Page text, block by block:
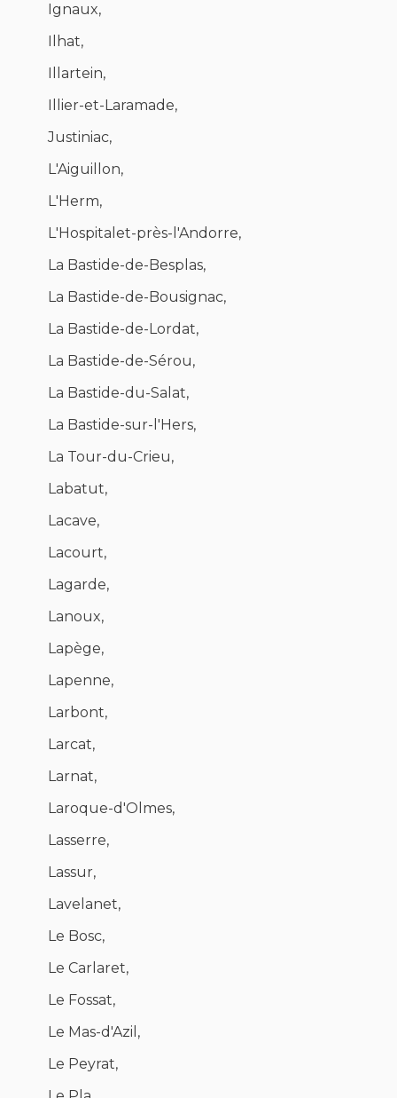
Ignaux,
Ilhat,
Illartein,
Illier-et-Laramade,
Justiniac,
L'Aiguillon,
L'Herm,
L'Hospitalet-près-l'Andorre,
La Bastide-de-Besplas,
La Bastide-de-Bousignac,
La Bastide-de-Lordat,
La Bastide-de-Sérou,
La Bastide-du-Salat,
La Bastide-sur-l'Hers,
La Tour-du-Crieu,
Labatut,
Lacave,
Lacourt,
Lagarde,
Lanoux,
Lapège,
Lapenne,
Larbont,
Larcat,
Larnat,
Laroque-d'Olmes,
Lasserre,
Lassur,
Lavelanet,
Le Bosc,
Le Carlaret,
Le Fossat,
Le Mas-d'Azil,
Le Peyrat,